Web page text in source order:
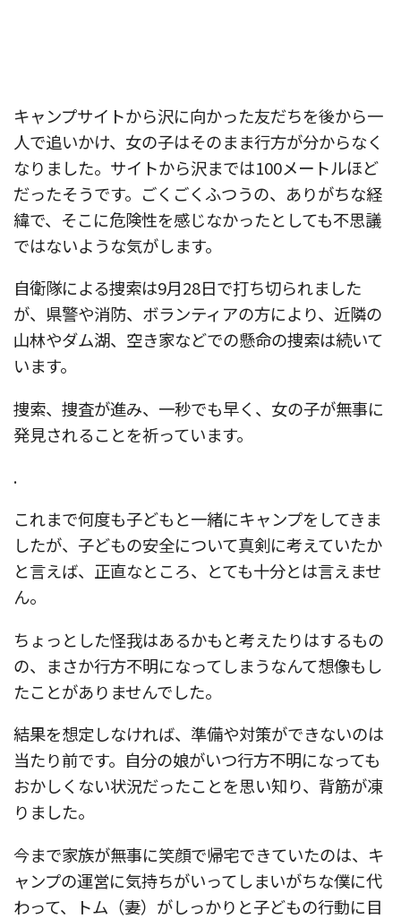
キャンプサイトから沢に向かった友だちを後から一
人で追いかけ、女の子はそのまま行方が分からなく
なりました。サイトから沢までは100メートルほど
だったそうです。ごくごくふつうの、ありがちな経
緯で、そこに危険性を感じなかったとしても不思議
ではないような気がします。
自衛隊による捜索は9月28日で打ち切られました
が、県警や消防、ボランティアの方により、近隣の
山林やダム湖、空き家などでの懸命の捜索は続いて
います。
捜索、捜査が進み、一秒でも早く、女の子が無事に
発見されることを祈っています。
.
これまで何度も子どもと一緒にキャンプをしてきま
したが、子どもの安全について真剣に考えていたか
と言えば、正直なところ、とても十分とは言えませ
ん。
ちょっとした怪我はあるかもと考えたりはするもの
の、まさか行方不明になってしまうなんて想像もし
たことがありませんでした。
結果を想定しなければ、準備や対策ができないのは
当たり前です。自分の娘がいつ行方不明になっても
おかしくない状況だったことを思い知り、背筋が凍
りました。
今まで家族が無事に笑顔で帰宅できていたのは、キ
ャンプの運営に気持ちがいってしまいがちな僕に代
わって、トム（妻）がしっかりと子どもの行動に目